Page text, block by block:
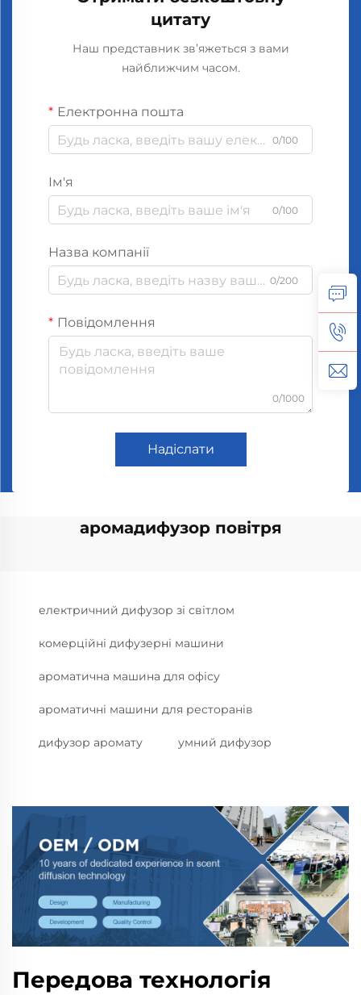
цитату
Наш представник зв’яжеться з вами
найближчим часом.
Електронна пошта
0/100
Ім'я
0/100
Назва компанії
0/200
Повідомлення
0/1000
Надіслати
аромадифузор повітря
електричний дифузор зі світлом
комерційні дифузерні машини
ароматична машина для офісу
ароматичні машини для ресторанів
дифузор аромату умний дифузор
Передова технологія